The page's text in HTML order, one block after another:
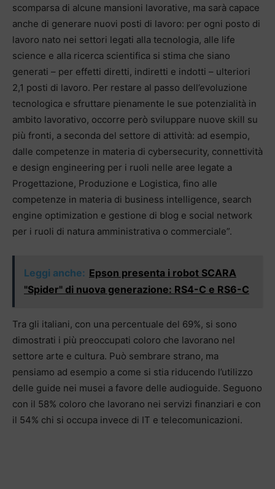
scomparsa di alcune mansioni lavorative, ma sarà capace
anche di generare nuovi posti di lavoro: per ogni posto di
lavoro nato nei settori legati alla tecnologia, alle life
science e alla ricerca scientifica si stima che siano
generati – per effetti diretti, indiretti e indotti – ulteriori
2,1 posti di lavoro. Per restare al passo dell’evoluzione
tecnologica e sfruttare pienamente le sue potenzialità in
ambito lavorativo, occorre però sviluppare nuove skill su
più fronti, a seconda del settore di attività: ad esempio,
dalle competenze in materia di cybersecurity, connettività
e design engineering per i ruoli nelle aree legate a
Progettazione, Produzione e Logistica, fino alle
competenze in materia di business intelligence, search
engine optimization e gestione di blog e social network
per i ruoli di natura amministrativa o commerciale”.
Leggi anche: Epson presenta i robot SCARA
"Spider" di nuova generazione: RS4-C e RS6-C
Tra gli italiani, con una percentuale del 69%, si sono
dimostrati i più preoccupati coloro che lavorano nel
settore arte e cultura. Può sembrare strano, ma
pensiamo ad esempio a come si stia riducendo l’utilizzo
delle guide nei musei a favore delle audioguide. Seguono
con il 58% coloro che lavorano nei servizi finanziari e con
il 54% chi si occupa invece di IT e telecomunicazioni.